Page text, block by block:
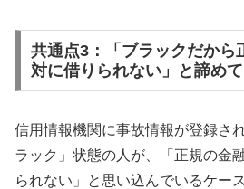
共通点3：「ブラックだから
対に借りられない」と諦め
信用情報機関に事故情報が登録さ
ラック」状態の人が、「正規の金
られない」と思い込んでいるケー